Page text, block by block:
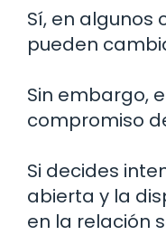
Sí, en algunos
pueden
Sin embargo,
compromiso
Si decides
abierta y la
en la relación